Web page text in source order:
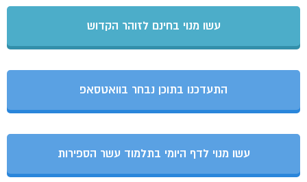
עשו מנוי בחינם לזוהר הקדוש
התעדכנו בתוכן נבחר בוואטסאפ
עשו מנוי לדף היומי בתלמוד עשר הספירות